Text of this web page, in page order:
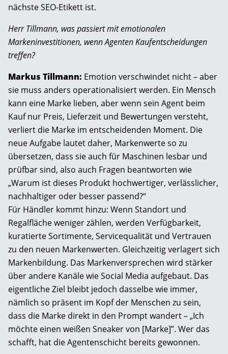
nächste SEO-Etikett ist.
Herr Tillmann, was passiert mit emotionalen
Markeninvestitionen, wenn Agenten Kaufentscheidungen
treffen?
Markus Tillmann: Emotion verschwindet nicht – aber
sie muss anders operationalisiert werden. Ein Mensch
kann eine Marke lieben, aber wenn sein Agent beim
Kauf nur Preis, Lieferzeit und Bewertungen versteht,
verliert die Marke im entscheidenden Moment. Die
neue Aufgabe lautet daher, Markenwerte so zu
übersetzen, dass sie auch für Maschinen lesbar und
prüfbar sind, also auch Fragen beantworten wie
„Warum ist dieses Produkt hochwertiger, verlässlicher,
nachhaltiger oder besser passend?“
Für Händler kommt hinzu: Wenn Standort und
Regalfläche weniger zählen, werden Verfügbarkeit,
kuratierte Sortimente, Servicequalität und Vertrauen
zu den neuen Markenwerten. Gleichzeitig verlagert sich
Markenbildung. Das Markenversprechen wird stärker
über andere Kanäle wie Social Media aufgebaut. Das
eigentliche Ziel bleibt jedoch dasselbe wie immer,
nämlich so präsent im Kopf der Menschen zu sein,
dass die Marke direkt in den Prompt wandert – „Ich
möchte einen weißen Sneaker von [Marke]”. Wer das
schafft, hat die Agentenschicht bereits gewonnen.